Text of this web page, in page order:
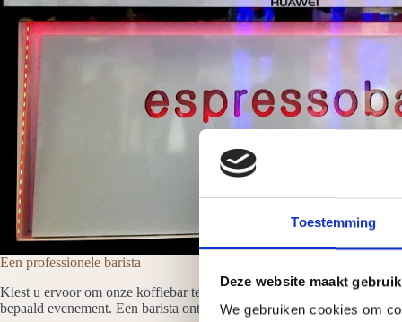
Toestemming
Deze website maakt
We gebruiken cookies om
Een professionele barista
Kiest u ervoor om onze koffiebar te huren in Texel dan is er altijd
bepaald evenement. Een barista ontvangt de gasten en maakt en